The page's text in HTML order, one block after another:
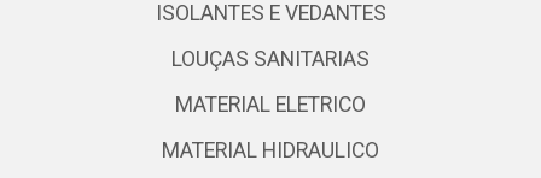
ISOLANTES E VEDANTES
LOUÇAS SANITARIAS
MATERIAL ELETRICO
MATERIAL HIDRAULICO